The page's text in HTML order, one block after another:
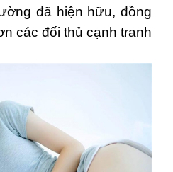
đã hiện hữu, đồng
các đối thủ cạnh tranh